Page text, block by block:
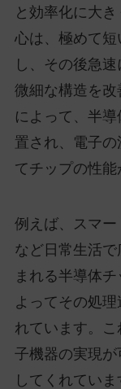
と効率化に大
心は、極めて
し、その後急
微細な構造を
によって、半
置され、電子
てチップの性能
例えば、スマ
など日常生活
まれる半導体
よってその処
れています。
子機器の実現
してくれていま